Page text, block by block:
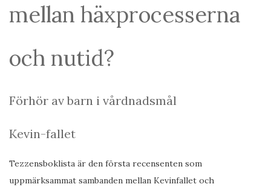
mellan häxprocesserna
och nutid?
Förhör av barn i vårdnadsmål
Kevin-fallet
Tezzensboklista är den första recensenten som
uppmärksammat sambanden mellan Kevinfallet och